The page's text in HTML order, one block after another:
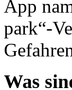
App
park“-
Was